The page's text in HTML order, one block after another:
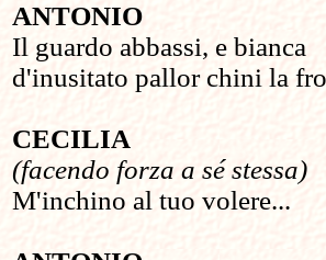
ANTONIO
Il guardo abbassi, e bianca
d'inusitato pallor chini la
CECILIA
(facendo forza a sé stessa)
M'inchino al tuo volere...